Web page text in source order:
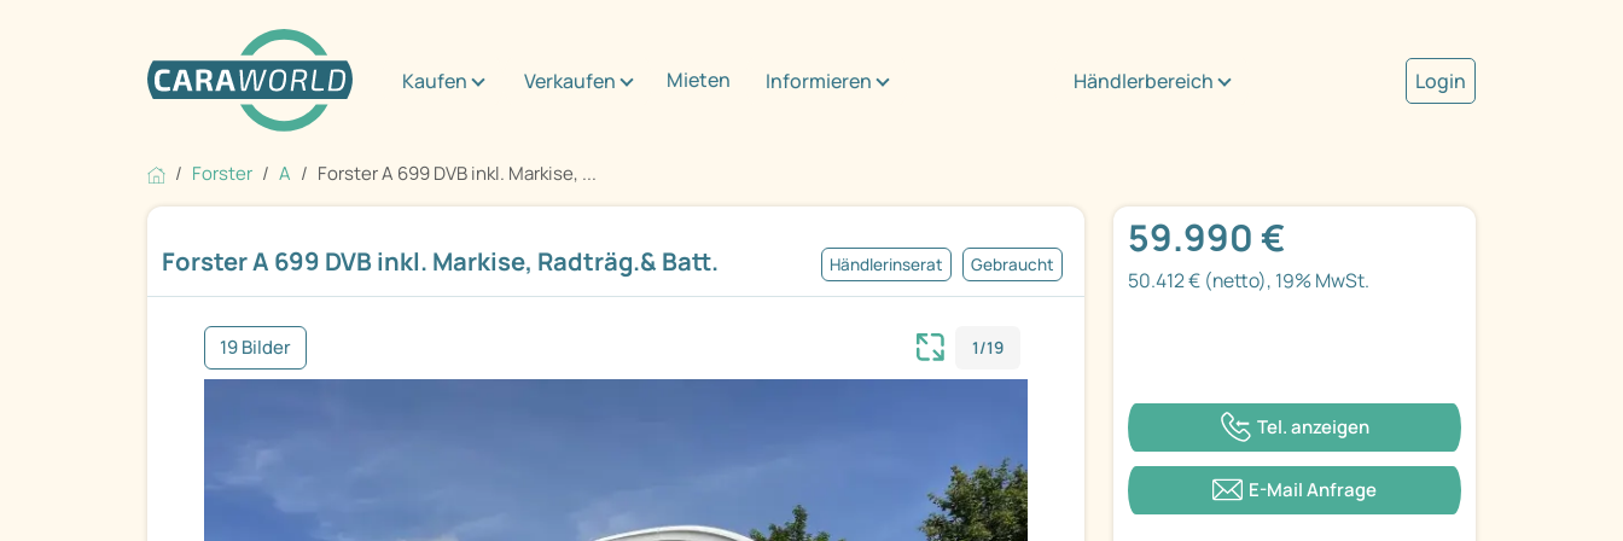
Kaufen Verkaufen Mieten Informieren Händlerbereich Login
Forster A Forster A 699 DVB inkl. Markise, ...
Forster A 699 DVB inkl. Markise, Radträg.& Batt. Händlerinserat Gebraucht
19 Bilder 1/19
59.990 €
50.412 € (netto), 19% MwSt.
Tel. anzeigen
E-Mail Anfrage